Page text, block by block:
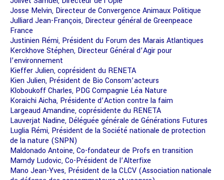
Josse Melvin, Directeur de Convergence Animaux Politique
Julliard Jean-François, Directeur général de Greenpeace
France
Justinien Rémi, Président du Forum des Marais Atlantiques
Kerckhove Stéphen, Directeur Général d’Agir pour
l’environnement
Kieffer Julien, coprésident du RENETA
Kien Julien, Président de Bio Consom’acteurs
Kloboukoff Charles, PDG Compagnie Léa Nature
Koraichi Aicha, Présidente d’Action contre la faim
Largeaud Amandine, coprésidente du RENETA
Lauverjat Nadine, Déléguée générale de Générations Futures
Luglia Rémi, Président de la Société nationale de protection
de la nature (SNPN)
Maldonado Antoine, Co-fondateur de Profs en transition
Mamdy Ludovic, Co-Président de l’Alterfixe
Mano Jean-Yves, Président de la CLCV (Association nationale